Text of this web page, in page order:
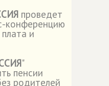
проведет
конференцию
и
"
пенсии
родителей